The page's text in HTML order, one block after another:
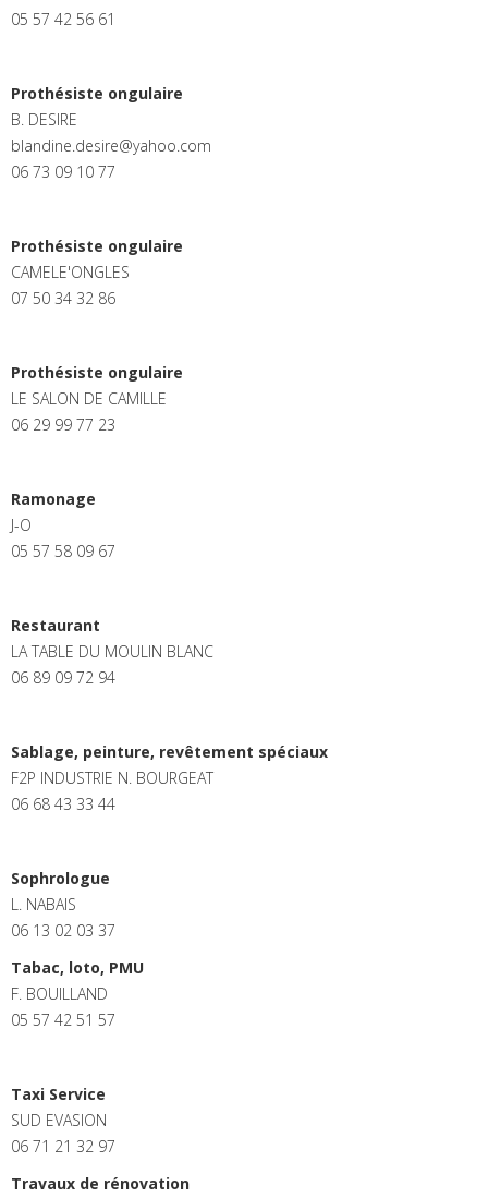
05 57 42 56 61
Prothésiste ongulaire
B. DESIRE
blandine.desire@yahoo.com
06 73 09 10 77
Prothésiste ongulaire
CAMELE'ONGLES
07 50 34 32 86
Prothésiste ongulaire
LE SALON DE CAMILLE
06 29 99 77 23
Ramonage
J-O
05 57 58 09 67
Restaurant
LA TABLE DU MOULIN BLANC
06 89 09 72 94
Sablage, peinture, revêtement spéciaux
F2P INDUSTRIE N. BOURGEAT
06 68 43 33 44
Sophrologue
L. NABAIS
06 13 02 03 37
Tabac, loto, PMU
F. BOUILLAND
05 57 42 51 57
Taxi Service
SUD EVASION
06 71 21 32 97
Travaux de rénovation